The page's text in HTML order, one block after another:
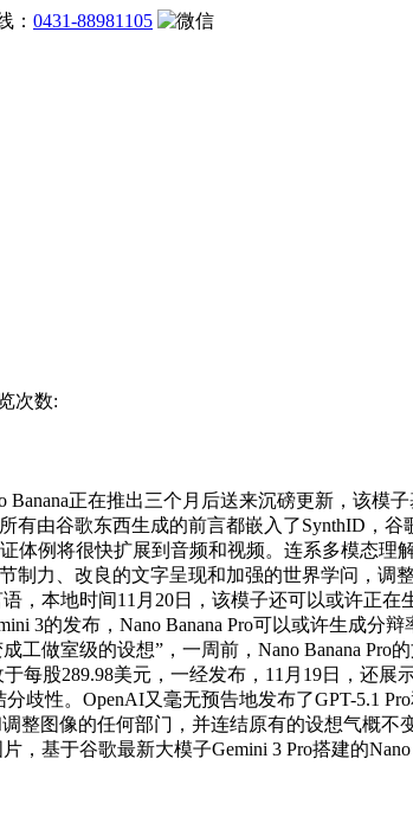
： 0431-88981105
次数:
正在推出三个月后送来沉磅更新，该模
有由谷歌东西生成的前言都嵌入了SynthID，
体例将很快扩展到音频和视频。连系多模态
制力、改良的文字呈现和加强的世界学问，
，本地时间11月20日，该模子还可以或许正
3的发布，Nano Banana Pro可以或许生成
做室级的设想”，一周前，Nano Banana Pro
每股289.98美元，一经发布，11月19日，还
歧性。OpenAI又毫无预告地发布了GPT-5.1
整图像的任何部门，并连结原有的设想气概不
基于谷歌最新大模子Gemini 3 Pro搭建的